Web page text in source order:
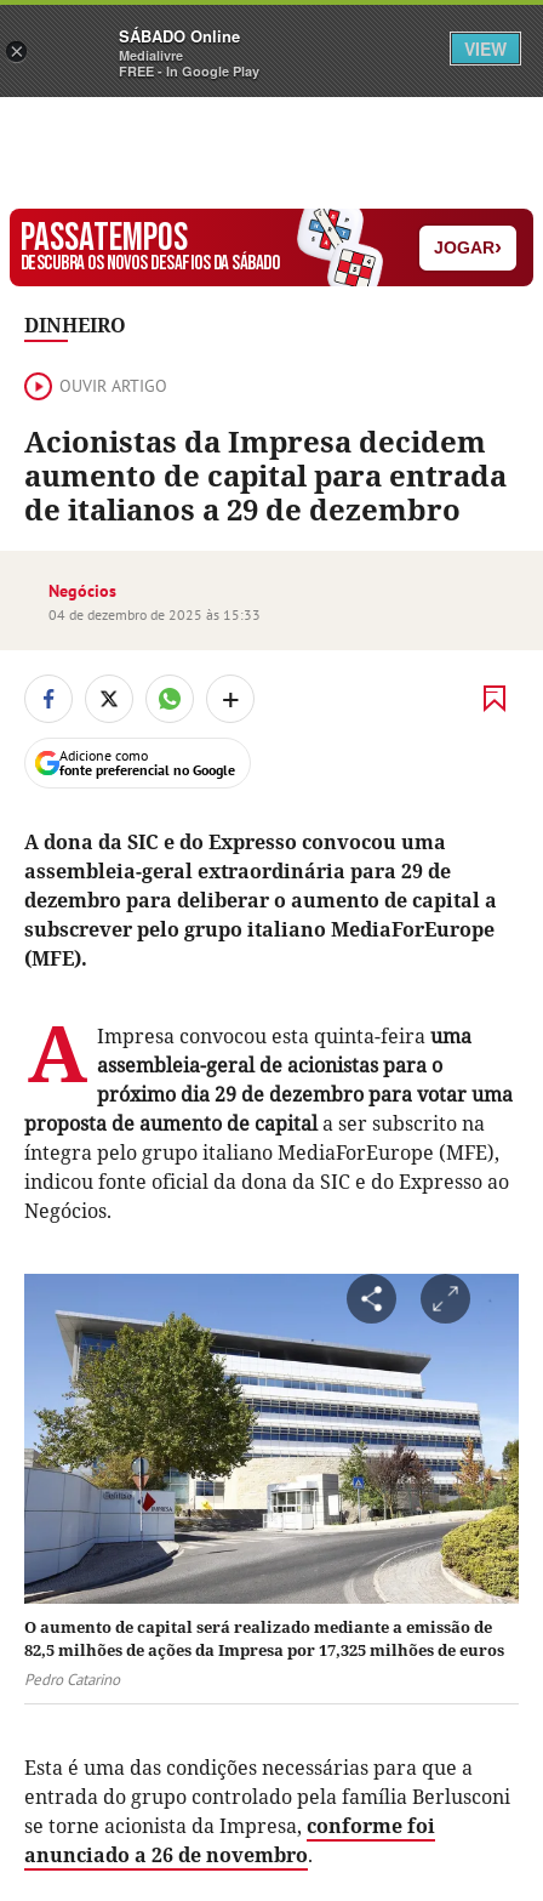
Sábado Assine Iniciar Sessão
PASSATEMPOS
DESCUBRA OS NOVOS DESAFIOS DA SÁBADO
JOGAR›
DINHEIRO
OUVIR ARTIGO
Acionistas da Impresa decidem
aumento de capital para entrada
de italianos a 29 de dezembro
Negócios
04 de dezembro de 2025 às 15:33
+
Adicione como
fonte preferencial no Google
A dona da SIC e do Expresso convocou uma
assembleia-geral extraordinária para 29 de
dezembro para deliberar o aumento de capital a
subscrever pelo grupo italiano MediaForEurope
(MFE).
A Impresa convocou esta quinta-feirauma
assembleia-geral de acionistas para o
próximo dia 29 de dezembro para votar uma
proposta de aumento de capitala ser subscrito na
íntegra pelo grupo italiano MediaForEurope (MFE),
indicou fonte oficial da dona da SIC e do Expresso ao
Negócios.
O aumento de capital será realizado mediante a emissão de
82,5 milhões de ações da Impresa por 17,325 milhões de euros
Pedro Catarino
Esta é uma das condições necessárias para que a
entrada do grupo controlado pela família Berlusconi
se torne acionista da Impresa, conforme foi
anunciado a 26 de novembro.
×
SÁBADO Online
Medialivre
FREE - In Google Play
VIEW